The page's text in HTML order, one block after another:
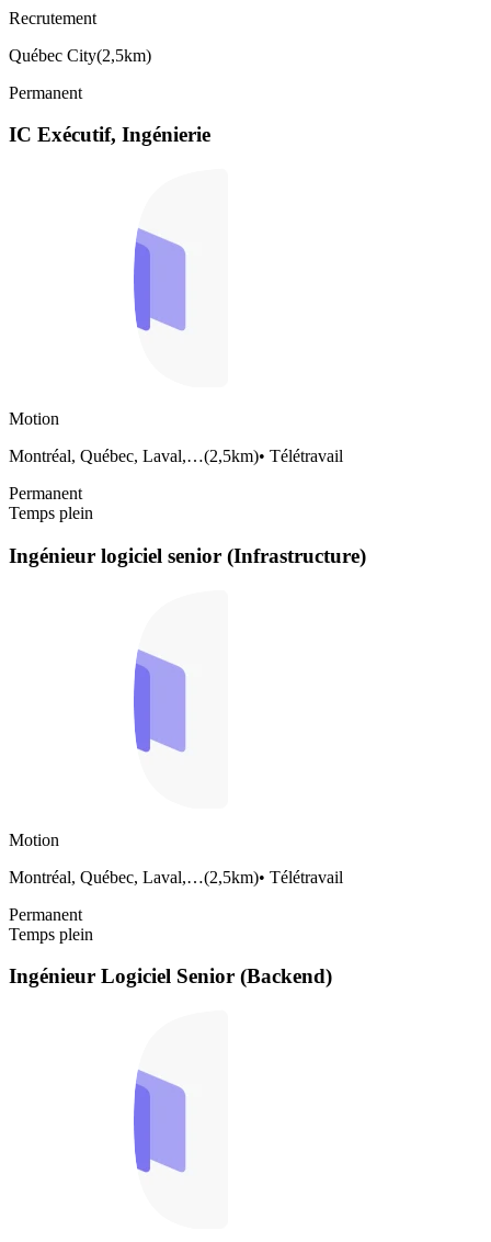
Recrutement
Québec City(2,5km)
Permanent
IC Exécutif, Ingénierie
Motion
Montréal, Québec, Laval,…(2,5km)• Télétravail
Permanent
Temps plein
Ingénieur logiciel senior (Infrastructure)
Motion
Montréal, Québec, Laval,…(2,5km)• Télétravail
Permanent
Temps plein
Ingénieur Logiciel Senior (Backend)